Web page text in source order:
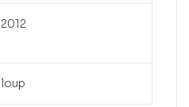
2012
loup